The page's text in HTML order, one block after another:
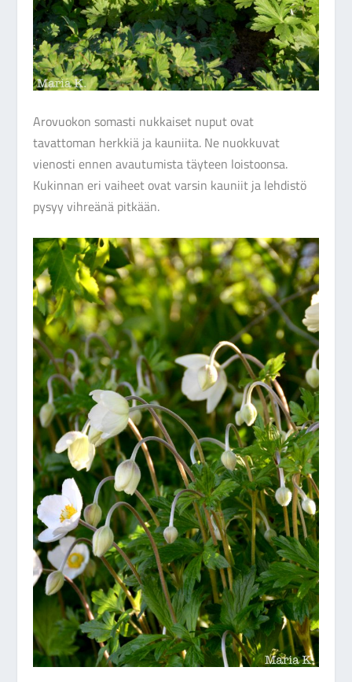
Arovuokon somasti nukkaiset nuput ovat
tavattoman herkkiä ja kauniita. Ne nuokkuvat
vienosti ennen avautumista täyteen loistoonsa.
Kukinnan eri vaiheet ovat varsin kauniit ja lehdistö
pysyy vihreänä pitkään.